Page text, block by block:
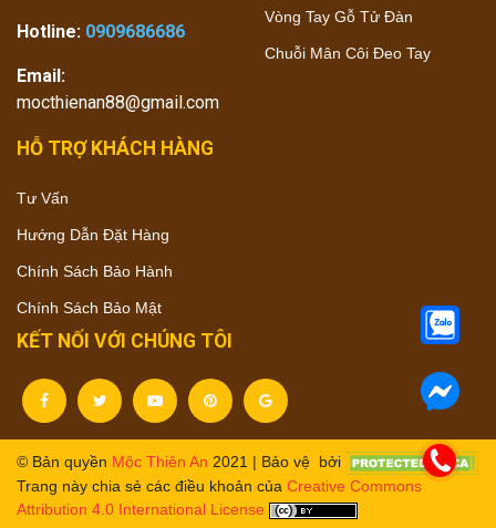
Hotline: 0909686686
Email:
mocthienan88@gmail.com
Vòng Tay Gỗ Tử Đàn
Chuỗi Mân Côi Đeo Tay
HỖ TRỢ KHÁCH HÀNG
Tư Vấn
Hướng Dẫn Đặt Hàng
Chính Sách Bảo Hành
Chính Sách Bảo Mật
KẾT NỐI VỚI CHÚNG TÔI
© Bản quyền Mộc Thiên An 2021 | Bảo vệ bởi
Trang này chia sẻ các điều khoản của Creative Commons
Attribution 4.0 International License